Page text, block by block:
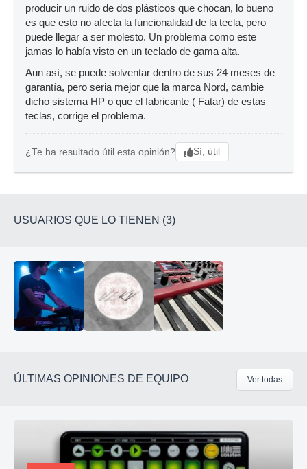
producir un ruido de dos plásticos que chocan, lo bueno
es que esto no afecta la funcionalidad de la tecla, pero
puede llegar a ser molesto. Un problema como este
jamas lo había visto en un teclado de gama alta.
Aun así, se puede solventar dentro de sus 24 meses de
garantía, pero seria mejor que la marca Nord, cambie
dicho sistema HP o que el fabricante ( Fatar) de estas
teclas, corrige el problema.
¿Te ha resultado útil esta opinión? Sí, útil
USUARIOS QUE LO TIENEN (3)
ÚLTIMAS OPINIONES DE EQUIPO Ver todas